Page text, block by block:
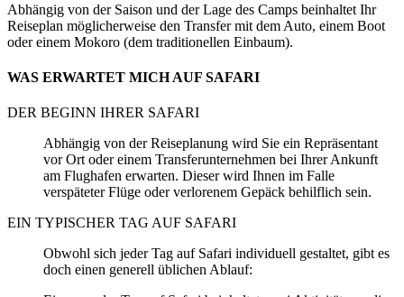
Abhängig von der Saison und der Lage des Camps beinhaltet Ihr
Reiseplan möglicherweise den Transfer mit dem Auto, einem Boot
oder einem Mokoro (dem traditionellen Einbaum).
WAS ERWARTET MICH AUF SAFARI
DER BEGINN IHRER SAFARI
Abhängig von der Reiseplanung wird Sie ein Repräsentant
vor Ort oder einem Transferunternehmen bei Ihrer Ankunft
am Flughafen erwarten. Dieser wird Ihnen im Falle
verspäteter Flüge oder verlorenem Gepäck behilflich sein.
EIN TYPISCHER TAG AUF SAFARI
Obwohl sich jeder Tag auf Safari individuell gestaltet, gibt es
doch einen generell üblichen Ablauf: